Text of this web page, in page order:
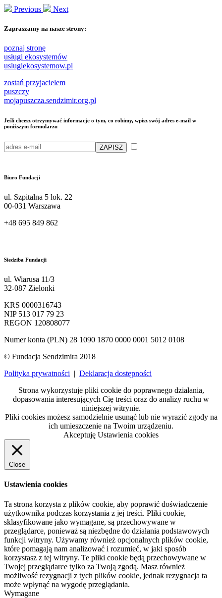
Previous Next
Zapraszamy na nasze strony:
poznaj stronę
usługi ekosystemów
uslugiekosystemow.pl
zostań przyjacielem
puszczy
mojapuszcza.sendzimir.org.pl
Jeśli chcesz otrzymywać informacje o tym, co robimy, wpisz swój adres e-mail w
poniższym formularzu
Biuro Fundacji
ul. Szpitalna 5 lok. 22
00-031 Warszawa
+48 695 849 862
Siedziba Fundacji
ul. Wiarusa 11/3
32-087 Zielonki
KRS 0000316743
NIP 513 017 79 23
REGON 120808077
Numer konta (PLN) 28 1090 1870 0000 0001 5012 0108
© Fundacja Sendzimira 2018
Polityka prywatności | Deklaracja dostępności
Strona wykorzystuje pliki cookie do poprawnego działania,
dopasowania interesujących Cię treści oraz do analizy ruchu w
niniejszej witrynie.
Pliki cookies możesz samodzielnie usunąć lub nie wyrazić zgody na
ich umieszczenie na Twoim urządzeniu.
Akceptuję Ustawienia cookies
Close
Ustawienia cookies
Ta strona korzysta z plików cookie, aby poprawić doświadczenie
użytkownika podczas korzystania z jej treści. Pliki cookie,
sklasyfikowane jako wymagane, są przechowywane w
przeglądarce, ponieważ są niezbędne do działania podstawowych
funkcji witryny. Używamy również opcjonalnych plików cookie,
które pomagają nam analizować i rozumieć, w jaki sposób
korzystasz z tej witryny. Te pliki cookie będą przechowywane w
Twojej przeglądarce tylko za Twoją zgodą. Masz również
możliwość rezygnacji z tych plików cookie, jednak rezygnacja ta
może wpłynąć na wygodę przeglądania.
Wymagane